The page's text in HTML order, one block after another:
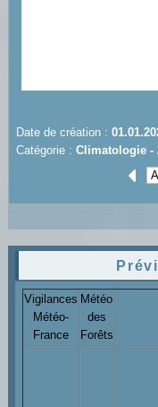
Date de création :
Catégorie : Climatologie -
Vigilances
Météo-
France
Météo
des
Forêts